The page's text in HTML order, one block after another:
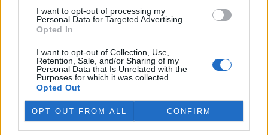
I want to opt-out of processing my
Personal Data for Targeted Advertising.
Opted In
I want to opt-out of Collection, Use,
Retention, Sale, and/or Sharing of my
Personal Data that Is Unrelated with the
Purposes for which it was collected.
Opted Out
OPT OUT FROM ALL CONFIRM
Ústecký kraj. "Peníze ze Saska budou státem převedeny na Fond
obnovy Ústeckého kraje," uvedl dnes pro ČIAústecký krajský
hejtman Jiří Šulc
Západočeská plynárenská zaznamenává zvýšený
zájem o topení plynem
Zvýšený zájem obyvatel západních Čech o topení zemním plynem
zaznamenává v letos Západočeská plynárenská, a. s. (ZČP). V září
letošního roku se počet zákazníků ZČP zvýšil v kategoriiích